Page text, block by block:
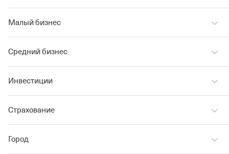
Малый бизнес
Средний бизнес
Инвестиции
Страхование
Город